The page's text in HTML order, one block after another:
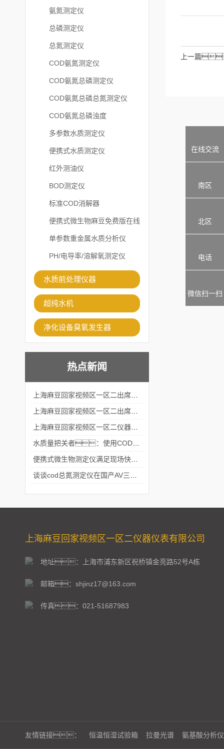
氨氮测定仪
总磷测定仪
总氮测定仪
COD氨氮测定仪
COD氨氮总磷测定仪
COD氨氮总磷总氮测定仪
COD氨氮总磷浊度
多参数水质测定仪
便携式水质测定仪
红外测油仪
BOD测定仪
标准COD消解器
便携式微生物麻豆免费版在线
观看
单参数重金属水质分析仪
PH/电导率/溶解氧测定仪
水质前处理仪器
超纯水机
净化设备臭氧发生器
热点新闻
上一篇
上海麻豆回家视频区一区二仪器仪表有限公司
地址：上海市浦东新区祝桥镇金亮路52号A栋
邮箱：shjinz17@163.com
传真：021-51687983
友情链接： 恒温恒湿试验箱 拉曼光谱 氨基酸分析仪
在线交流
南区
北区
电话
微信扫一扫